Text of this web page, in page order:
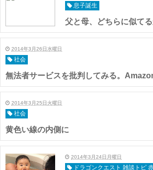
息子誕生
父と母、どちらに似てる
2014年3月26日水曜日
社会
無法者サービスを批判してみる。
2014年3月25日火曜日
社会
黄色い線の内側に
2014年3月24日月曜日
ドラゴンクエスト 雑談トピ